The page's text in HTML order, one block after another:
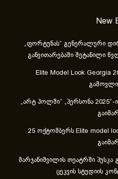
New
„ფორტუნას“ გენერალური
განვითარებაში შეტანილი
Elite Model Look Georgia
„არტ ჰოლში“ „პერსონა
25 ოქტომბერს Elite model
მარჯანიშვილის თეატრში
ცეკვის სტუდიის